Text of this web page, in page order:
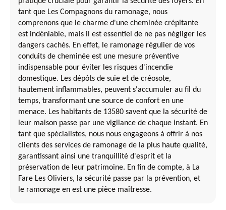
tant que Les Compagnons du ramonage, nous
comprenons que le charme d'une cheminée crépitante
est indéniable, mais il est essentiel de ne pas négliger les
dangers cachés. En effet, le ramonage régulier de vos
conduits de cheminée est une mesure préventive
indispensable pour éviter les risques d'incendie
domestique. Les dépôts de suie et de créosote,
hautement inflammables, peuvent s'accumuler au fil du
temps, transformant une source de confort en une
menace. Les habitants de 13580 savent que la sécurité de
leur maison passe par une vigilance de chaque instant. En
tant que spécialistes, nous nous engageons à offrir à nos
clients des services de ramonage de la plus haute qualité,
garantissant ainsi une tranquillité d'esprit et la
préservation de leur patrimoine. En fin de compte, à La
Fare Les Oliviers, la sécurité passe par la prévention, et
le ramonage en est une pièce maîtresse.